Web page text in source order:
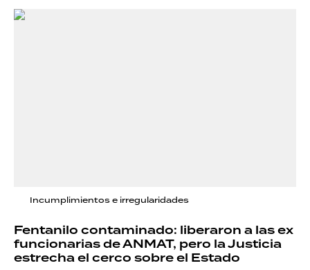
Incumplimientos e irregularidades
Fentanilo contaminado: liberaron a las ex
funcionarias de ANMAT, pero la Justicia
estrecha el cerco sobre el Estado